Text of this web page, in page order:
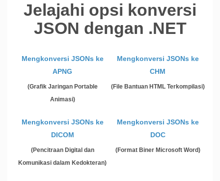
Jelajahi opsi konversi
JSON dengan .NET
Mengkonversi JSONs ke
APNG
(Grafik Jaringan Portable
Animasi)
Mengkonversi JSONs ke
CHM
(File Bantuan HTML Terkompilasi)
Mengkonversi JSONs ke
DICOM
(Pencitraan Digital dan
Komunikasi dalam Kedokteran)
Mengkonversi JSONs ke
DOC
(Format Biner Microsoft Word)